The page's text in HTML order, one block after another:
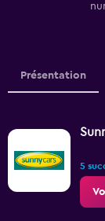
Présentation
5